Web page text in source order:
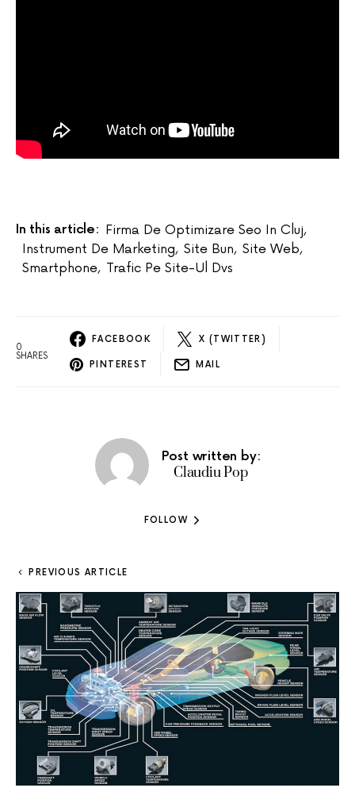
In this article: Firma De Optimizare Seo In Cluj,
Instrument De Marketing, Site Bun, Site Web,
Smartphone, Trafic Pe Site-Ul Dvs
0
SHARES
FACEBOOK X (TWITTER)
PINTEREST MAIL
Post written by:
Claudiu Pop
FOLLOW
PREVIOUS ARTICLE